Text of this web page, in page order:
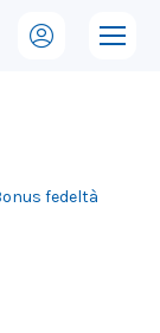
fedeltà